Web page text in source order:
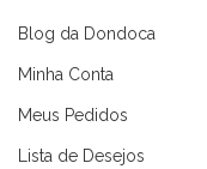
Blog da Dondoca
Minha Conta
Meus Pedidos
Lista de Desejos